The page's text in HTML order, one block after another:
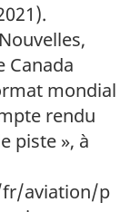
Canada
mondial
rendu
piste », à
aviation/p